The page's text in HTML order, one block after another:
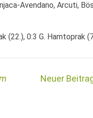
Avendano, Arcuti,
(22.), 0:3 G. Hamtoprak